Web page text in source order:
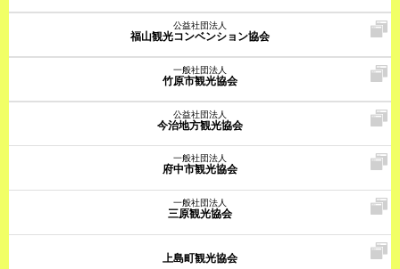
公益社団法人
福山観光コンベンション協会
一般社団法人
竹原市観光協会
公益社団法人
今治地方観光協会
一般社団法人
府中市観光協会
一般社団法人
三原観光協会
上島町観光協会